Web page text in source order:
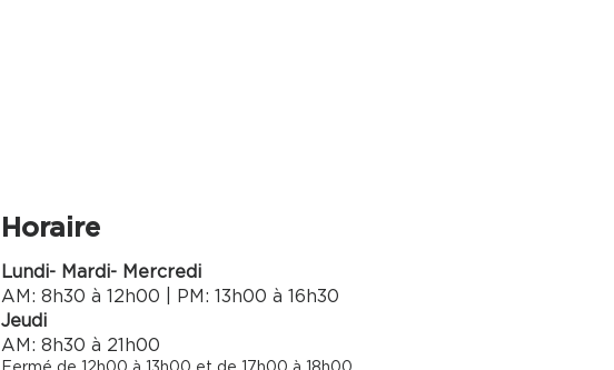
Horaire
Lundi- Mardi- Mercredi
AM: 8h30 à 12h00 | PM: 13h00 à 16h30​
Jeudi
AM: 8h30 à 21h00